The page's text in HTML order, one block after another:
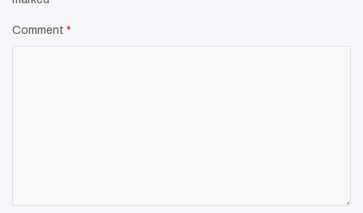
Comment *